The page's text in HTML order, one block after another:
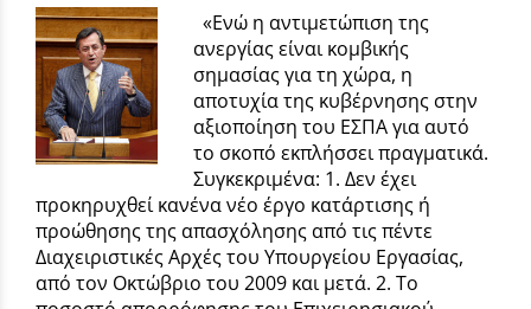
«Ενώ η αντιμετώπιση της
ανεργίας είναι κομβικής
σημασίας για τη χώρα, η
αποτυχία της κυβέρνησης στην
αξιοποίηση του ΕΣΠΑ για αυτό
το σκοπό εκπλήσσει πραγματικά.
Συγκεκριμένα: 1. Δεν έχει
προκηρυχθεί κανένα νέο έργο κατάρτισης ή
προώθησης της απασχόλησης από τις πέντε
Διαχειριστικές Αρχές του Υπουργείου Εργασίας,
από τον Οκτώβριο του 2009 και μετά. 2. Το